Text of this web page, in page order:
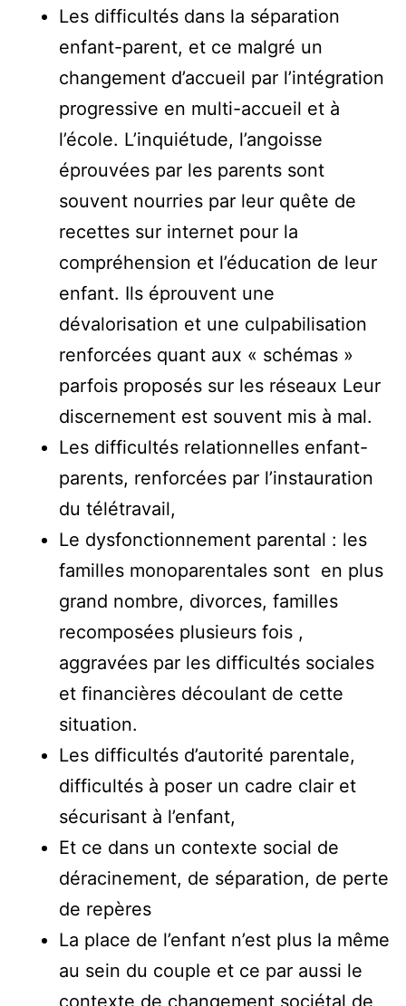
Les difficultés dans la séparation
enfant-parent, et ce malgré un
changement d’accueil par l’intégration
progressive en multi-accueil et à
l’école. L’inquiétude, l’angoisse
éprouvées par les parents sont
souvent nourries par leur quête de
recettes sur internet pour la
compréhension et l’éducation de leur
enfant. Ils éprouvent une
dévalorisation et une culpabilisation
renforcées quant aux « schémas »
parfois proposés sur les réseaux Leur
discernement est souvent mis à mal.
Les difficultés relationnelles enfant-
parents, renforcées par l’instauration
du télétravail,
Le dysfonctionnement parental : les
familles monoparentales sont en plus
grand nombre, divorces, familles
recomposées plusieurs fois ,
aggravées par les difficultés sociales
et financières découlant de cette
situation.
Les difficultés d’autorité parentale,
difficultés à poser un cadre clair et
sécurisant à l’enfant,
Et ce dans un contexte social de
déracinement, de séparation, de perte
de repères
La place de l’enfant n’est plus la même
au sein du couple et ce par aussi le